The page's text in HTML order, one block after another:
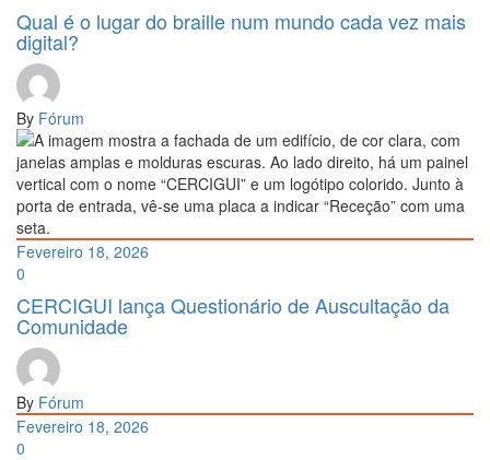
Qual é o lugar do braille num mundo cada vez mais
digital?
By Fórum
Fevereiro 18, 2026
0
CERCIGUI lança Questionário de Auscultação da
Comunidade
By Fórum
Fevereiro 18, 2026
0